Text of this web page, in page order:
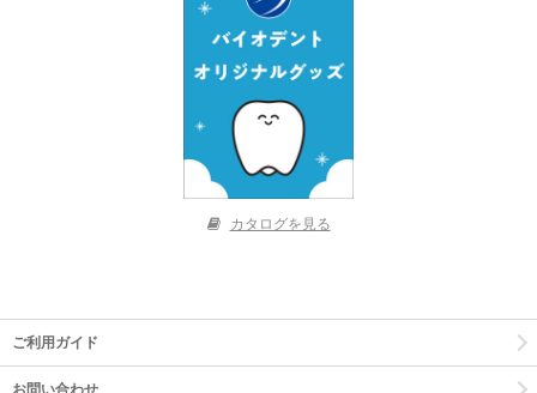
カタログを見る
ご利用ガイド
お問い合わせ